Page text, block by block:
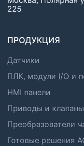
225
ПРОДУКЦИЯ
Датчики
ПЛК, модули I/O и
HMI панели
Приводы и клапаны
Преобразователи
Готовые решения